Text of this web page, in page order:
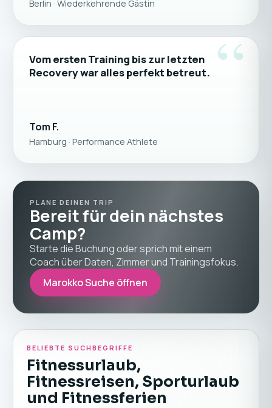
Berlin · Wiederkehrende Gästin
“
Vom ersten Training bis zur letzten
Recovery war alles perfekt betreut.
Tom F.
Hamburg · Performance Athlete
PLANE DEINEN TRIP
Bereit für dein nächstes
Camp?
Starte die Buchung oder sprich mit einem
Coach über Daten, Zimmer und Trainingsfokus.
Marokko Suche öffnen
BELIEBTE SUCHBEGRIFFE
Fitnessurlaub,
Fitnessreisen, Sporturlaub
und Fitnessferien